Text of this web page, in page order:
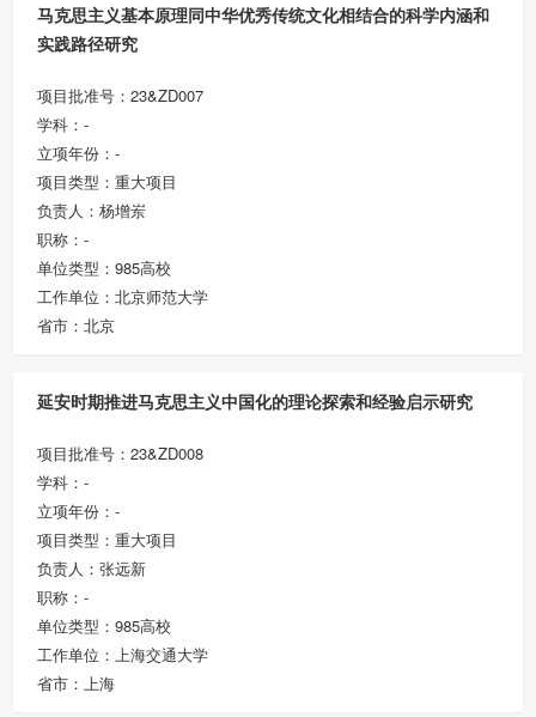
马克思主义基本原理同中华优秀传统文化相结合的科学内涵和
实践路径研究
项目批准号：23&ZD007
学科：-
立项年份：-
项目类型：重大项目
负责人：杨增岽
职称：-
单位类型：985高校
工作单位：北京师范大学
省市：北京
延安时期推进马克思主义中国化的理论探索和经验启示研究
项目批准号：23&ZD008
学科：-
立项年份：-
项目类型：重大项目
负责人：张远新
职称：-
单位类型：985高校
工作单位：上海交通大学
省市：上海